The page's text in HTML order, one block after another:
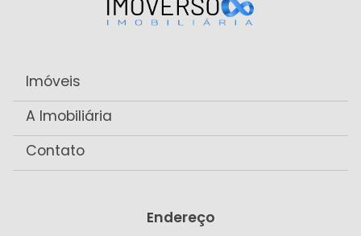
Imóveis
A Imobiliária
Contato
Endereço